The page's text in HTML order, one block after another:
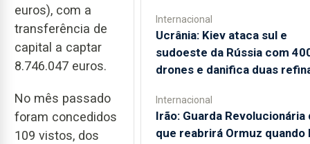
euros), com a
transferência de
capital a captar
8.746.047 euros.
No mês passado
foram concedidos
109 vistos, dos
Internacional
Ucrânia: Kiev ataca sul e
sudoeste da Rússia com
drones e danifica duas
Internacional
Irão: Guarda Revolucionária
que reabrirá Ormuz quando